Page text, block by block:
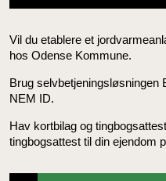
Vil du etablere et
hos Odense Kommune.
Brug selvbetjeningsløsningen
NEM ID.
Hav kortbilag og
tingbogsattest til din ejendom